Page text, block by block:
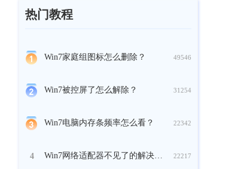
热门教程
Win7家庭组图标怎么删除？ 49546
Win7被控屏了怎么解除？ 31254
Win7电脑内存条频率怎么看？ 22342
4 Win7网络适配器不见了的解决办法 22217